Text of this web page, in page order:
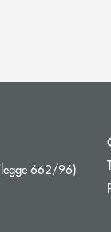
662/96)Apre